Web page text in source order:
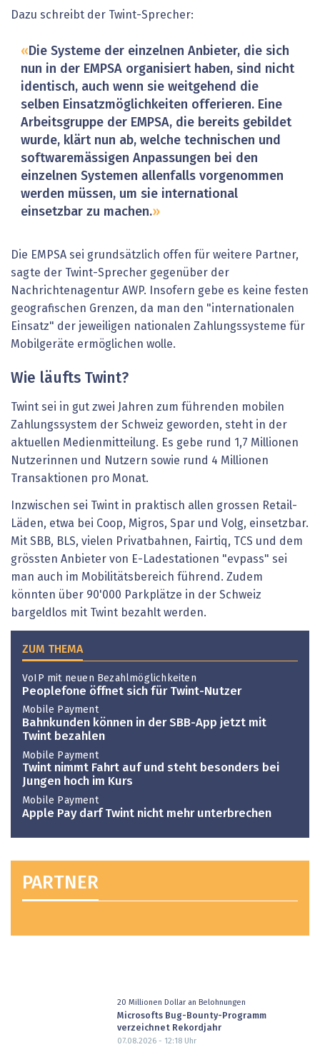
Dazu schreibt der Twint-Sprecher:
Die Systeme der einzelnen Anbieter, die sich
nun in der EMPSA organisiert haben, sind nicht
identisch, auch wenn sie weitgehend die
selben Einsatzmöglichkeiten offerieren. Eine
Arbeitsgruppe der EMPSA, die bereits gebildet
wurde, klärt nun ab, welche technischen und
softwaremässigen Anpassungen bei den
einzelnen Systemen allenfalls vorgenommen
werden müssen, um sie international
einsetzbar zu machen.
Die EMPSA sei grundsätzlich offen für weitere Partner,
sagte der Twint-Sprecher gegenüber der
Nachrichtenagentur AWP. Insofern gebe es keine festen
geografischen Grenzen, da man den "internationalen
Einsatz" der jeweiligen nationalen Zahlungssysteme für
Mobilgeräte ermöglichen wolle.
Wie läufts Twint?
Twint sei in gut zwei Jahren zum führenden mobilen
Zahlungssystem der Schweiz geworden, steht in der
aktuellen Medienmitteilung. Es gebe rund 1,7 Millionen
Nutzerinnen und Nutzern sowie rund 4 Millionen
Transaktionen pro Monat.
Inzwischen sei Twint in praktisch allen grossen Retail-
Läden, etwa bei Coop, Migros, Spar und Volg, einsetzbar.
Mit SBB, BLS, vielen Privatbahnen, Fairtiq, TCS und dem
grössten Anbieter von E-Ladestationen "evpass" sei
man auch im Mobilitätsbereich führend. Zudem
könnten über 90'000 Parkplätze in der Schweiz
bargeldlos mit Twint bezahlt werden.
ZUM THEMA
VoIP mit neuen Bezahlmöglichkeiten
Peoplefone öffnet sich für Twint-Nutzer
Mobile Payment
Bahnkunden können in der SBB-App jetzt mit
Twint bezahlen
Mobile Payment
Twint nimmt Fahrt auf und steht besonders bei
Jungen hoch im Kurs
Mobile Payment
Apple Pay darf Twint nicht mehr unterbrechen
PARTNER
20 Millionen Dollar an Belohnungen
Microsofts Bug-Bounty-Programm
verzeichnet Rekordjahr
07.08.2026 - 12:18Uhr